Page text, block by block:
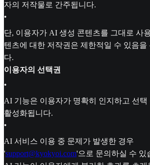
자의 저작물로 간주됩니다.
•
단, 이용자가 AI 생성 콘텐츠를 그대로 사
텐츠에 대한 저작권은 제한적일 수 있음을
다.
이용자의 선택권
•
AI 기능은 이용자가 명확히 인지하고 선
활성화됩니다.
•
AI 서비스 이용 중 문제가 발생한 경우
'support@kyokyoi.com'으로 문의하실 수 있